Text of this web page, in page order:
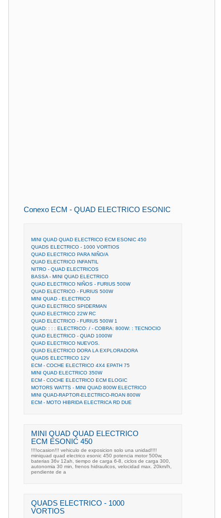
Conexo ECM - QUAD ELECTRICO ESONIC
MINI QUAD QUAD ELECTRICO ECM ESONIC 450
QUADS ELECTRICO - 1000 VORTIOS
QUAD ELECTRICO PARA NIÑO/A
QUAD ELECTRICO INFANTIL
NITRO - QUAD ELECTRICOS
BASSA - MINI QUAD ELECTRICO
QUAD ELECTRICO NIÑOS - FURIUS 500W
QUAD ELECTRICO - FURIUS 500W
MINI QUAD - ELECTRICO
QUAD ELECTRICO SPIDERMAN
QUAD ELECTRICO 22W RC
QUAD ELECTRICO - FURIUS 500W 1
QUAD: : : : ELECTRICO: / - COBRA: 800W: : TECNOCIO
QUAD ELECTRICO - QUAD 1000W
QUAD ELECTRICO NUEVOS.
QUAD ELECTRICO DORA LA EXPLORADORA
QUADS ELECTRICO 12V
ECM - COCHE ELECTRICO 4X4 EPATH 75
MINI QUAD ELECTRICO 350W
ECM - COCHE ELECTRICO ECM ELOGIC
MOTORS WATTS - MINI QUAD 800W ELECTRICO
MINI QUAD-RAPTOR-ELECTRICO-ROAN 800W
ECM - MOTO HIBRIDA ELECTRICA RD DUE
MINI QUAD QUAD ELECTRICO
ECM ESONIC 450
!!!!ocasion!!! vehiculo de exposicion solo una unidad!!!!
miniquad quad electrico esonic 450 potencia motor 500w,
baterias 36v 12ah, tiempo de carga 6-8, ciclos de carga 300,
autonomia 30 min, frenos hidraulicos, velocidad max. 20km/h,
pendiente de a
QUADS ELECTRICO - 1000
VORTIOS